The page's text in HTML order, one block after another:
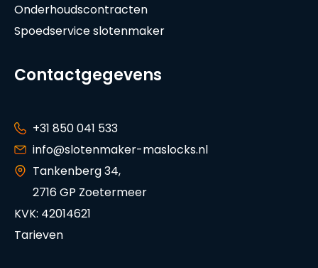
Onderhoudscontracten
Spoedservice slotenmaker
Contactgegevens
+31 850 041 533
info@slotenmaker-maslocks.nl
Tankenberg 34,
2716 GP Zoetermeer
KVK: 42014621
Tarieven